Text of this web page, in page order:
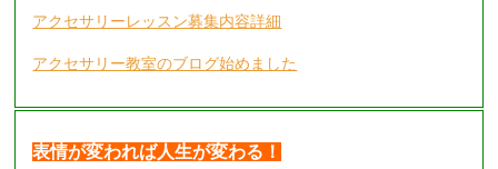
アクセサリーレッスン募集内容詳細
アクセサリー教室のブログ始めました
表情が変われば人生が変わる！